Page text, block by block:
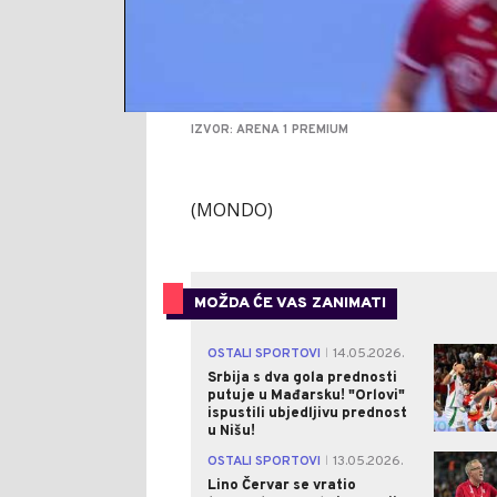
IZVOR: ARENA 1 PREMIUM
(MONDO)
MOŽDA ĆE VAS ZANIMATI
OSTALI SPORTOVI
14.05.2026.
Srbija s dva gola prednosti
putuje u Mađarsku! "Orlovi"
ispustili ubjedljivu prednost
u Nišu!
OSTALI SPORTOVI
13.05.2026.
Lino Červar se vratio